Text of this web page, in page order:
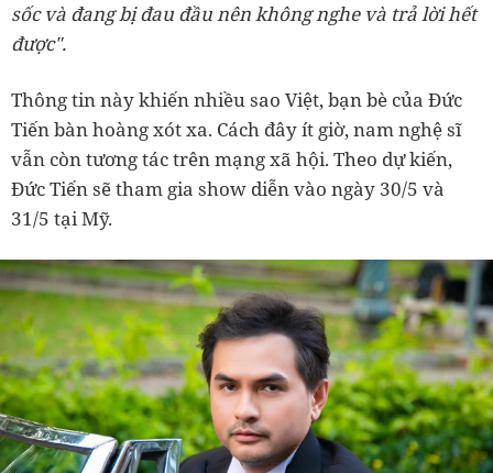
sốc và đang bị đau đầu nên không nghe và trả lời hết
được".
Thông tin này khiến nhiều sao Việt, bạn bè của Đức
Tiến bàn hoàng xót xa. Cách đây ít giờ, nam nghệ sĩ
vẫn còn tương tác trên mạng xã hội. Theo dự kiến,
Đức Tiến sẽ tham gia show diễn vào ngày 30/5 và
31/5 tại Mỹ.